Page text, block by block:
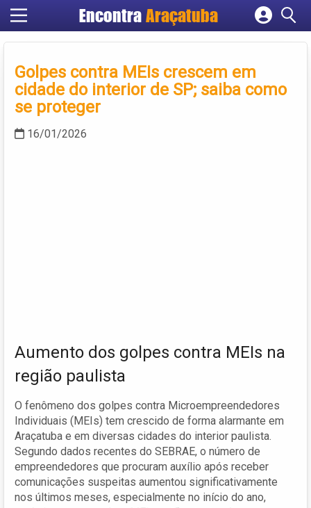
Encontra Araçatuba
Cadastrar empresa
Criar conta
Golpes contra MEIs crescem em
cidade do interior de SP; saiba como
se proteger
16/01/2026
Aumento dos golpes contra MEIs na
região paulista
O fenômeno dos golpes contra Microempreendedores
Individuais (MEIs) tem crescido de forma alarmante em
Araçatuba e em diversas cidades do interior paulista.
Segundo dados recentes do SEBRAE, o número de
empreendedores que procuram auxílio após receber
comunicações suspeitas aumentou significativamente
nos últimos meses, especialmente no início do ano,